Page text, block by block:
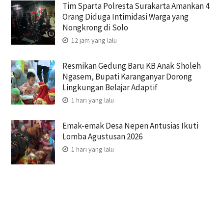
Tim Sparta Polresta Surakarta Amankan 4
Orang Diduga Intimidasi Warga yang
Nongkrong di Solo
12 jam yang lalu
Resmikan Gedung Baru KB Anak Sholeh
Ngasem, Bupati Karanganyar Dorong
Lingkungan Belajar Adaptif
1 hari yang lalu
Emak-emak Desa Nepen Antusias Ikuti
Lomba Agustusan 2026
1 hari yang lalu